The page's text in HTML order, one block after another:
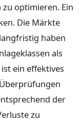
optimieren. Ein
Die Märkte
haben
als
ein effektives
der
zu